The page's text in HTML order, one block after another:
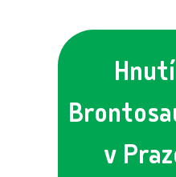
Hnutí
v